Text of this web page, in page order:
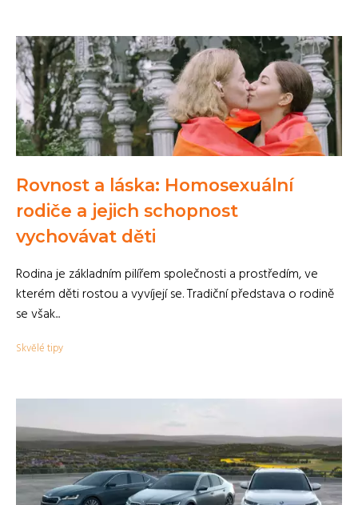
Rovnost a láska: Homosexuální
rodiče a jejich schopnost
vychovávat děti
Rodina je základním pilířem společnosti a prostředím, ve
kterém děti rostou a vyvíjejí se. Tradiční představa o rodině
se však...
Skvělé tipy